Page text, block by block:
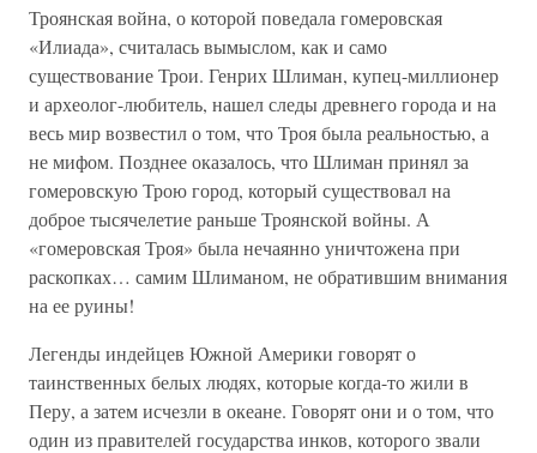
Троянская война, о которой поведала гомеровская
«Илиада», считалась вымыслом, как и само
существование Трои. Генрих Шлиман, купец-миллионер
и археолог-любитель, нашел следы древнего города и на
весь мир возвестил о том, что Троя была реальностью, а
не мифом. Позднее оказалось, что Шлиман принял за
гомеровскую Трою город, который существовал на
доброе тысячелетие раньше Троянской войны. А
«гомеровская Троя» была нечаянно уничтожена при
раскопках… самим Шлиманом, не обратившим внимания
на ее руины!
Легенды индейцев Южной Америки говорят о
таинственных белых людях, которые когда-то жили в
Перу, а затем исчезли в океане. Говорят они и о том, что
один из правителей государства инков, которого звали